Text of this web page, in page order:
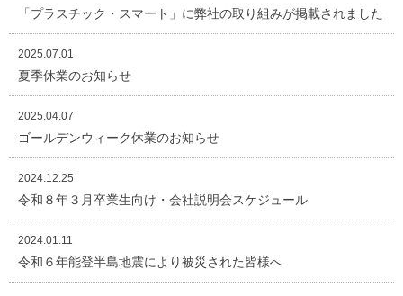
「プラスチック・スマート」に弊社の取り組みが掲載されました
2025.07.01
夏季休業のお知らせ
2025.04.07
ゴールデンウィーク休業のお知らせ
2024.12.25
令和８年３月卒業生向け・会社説明会スケジュール
2024.01.11
令和６年能登半島地震により被災された皆様へ